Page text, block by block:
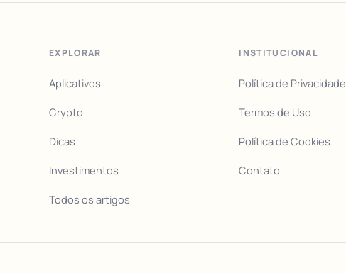
EXPLORAR
Aplicativos
Crypto
Dicas
Investimentos
Todos os artigos
INSTITUCIONAL
Política de Privacidade
Termos de Uso
Política de Cookies
Contato